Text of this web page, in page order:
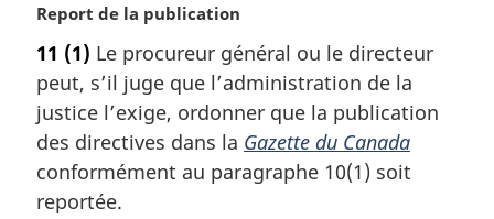
a
l
e
:
N
t
e
m
a
g
i
Report de la publication
11 (1) Le procureur général ou le directeur
peut, s’il juge que l’administration de la
justice l’exige, ordonner que la publication
des directives dans la Gazette du Canada
conformément au paragraphe 10(1) soit
reportée.